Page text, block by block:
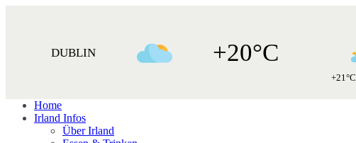
DUBLIN +20°C
+21°C
Home
Irland Infos
Über Irland